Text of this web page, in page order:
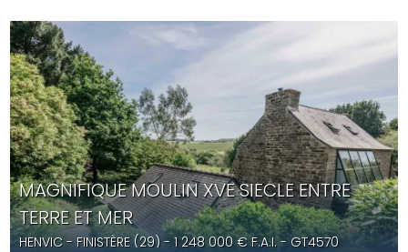
MAGNIFIQUE MOULIN XVE SIECLE ENTRE
TERRE ET MER
HENVIC - FINISTÈRE (29) -1 248 000€ F.A.I.- GT4570